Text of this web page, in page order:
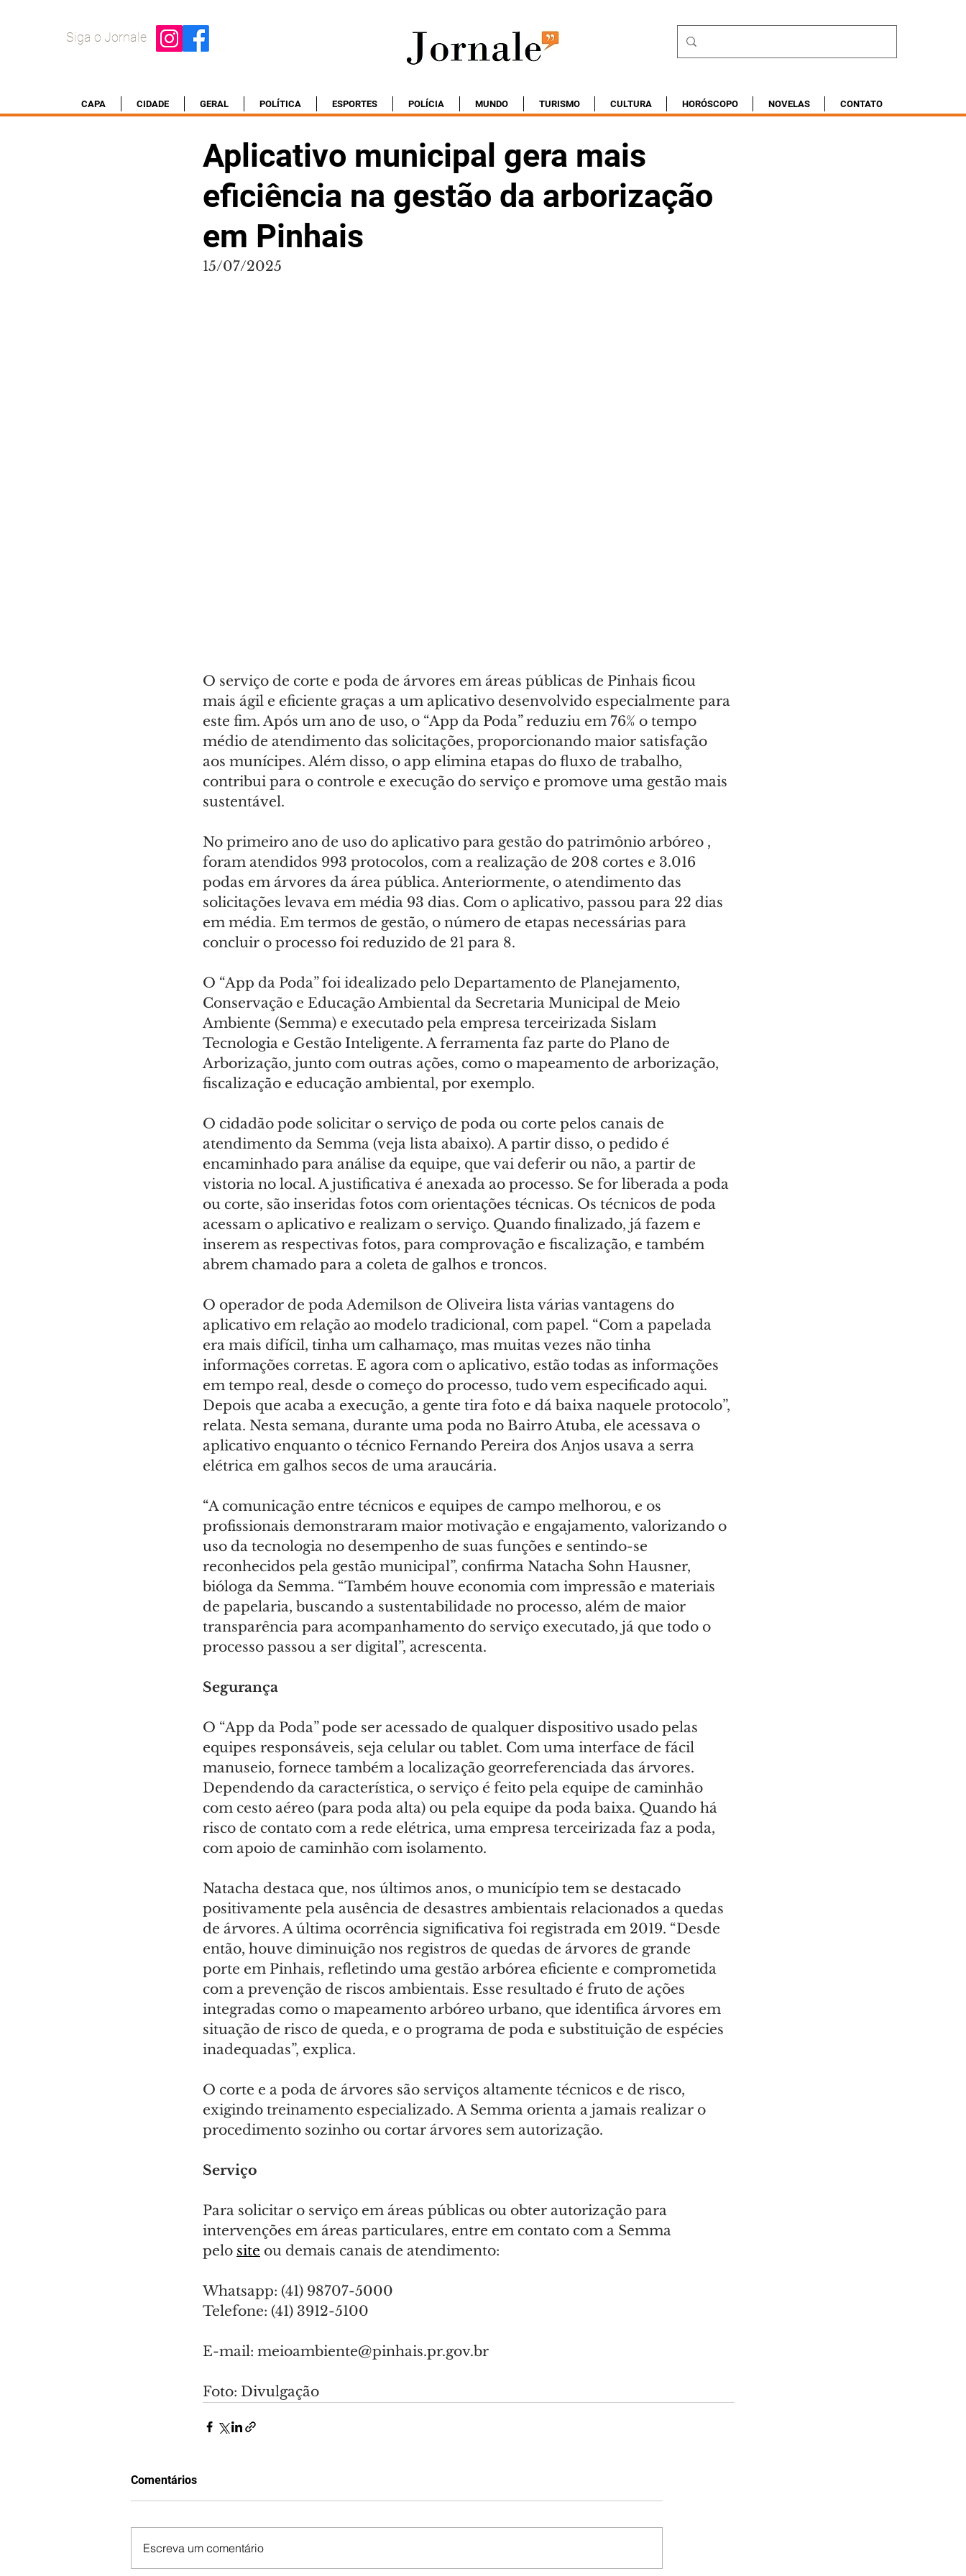
Siga o Jornale
CAPA CIDADE GERAL POLÍTICA ESPORTES POLÍCIA MUNDO TURISMO CULTURA HORÓSCOPO NOVELAS CONTATO
Aplicativo municipal gera mais
eficiência na gestão da arborização
em Pinhais
15/07/2025
O serviço de corte e poda de árvores em áreas públicas de Pinhais ficou
mais ágil e eficiente graças a um aplicativo desenvolvido especialmente para
este fim. Após um ano de uso, o “App da Poda” reduziu em 76% o tempo
médio de atendimento das solicitações, proporcionando maior satisfação
aos munícipes. Além disso, o app elimina etapas do fluxo de trabalho,
contribui para o controle e execução do serviço e promove uma gestão mais
sustentável.
No primeiro ano de uso do aplicativo para gestão do patrimônio arbóreo ,
foram atendidos 993 protocolos, com a realização de 208 cortes e 3.016
podas em árvores da área pública. Anteriormente, o atendimento das
solicitações levava em média 93 dias. Com o aplicativo, passou para 22 dias
em média. Em termos de gestão, o número de etapas necessárias para
concluir o processo foi reduzido de 21 para 8.
O “App da Poda” foi idealizado pelo Departamento de Planejamento,
Conservação e Educação Ambiental da Secretaria Municipal de Meio
Ambiente (Semma) e executado pela empresa terceirizada Sislam
Tecnologia e Gestão Inteligente. A ferramenta faz parte do Plano de
Arborização, junto com outras ações, como o mapeamento de arborização,
fiscalização e educação ambiental, por exemplo.
O cidadão pode solicitar o serviço de poda ou corte pelos canais de
atendimento da Semma (veja lista abaixo). A partir disso, o pedido é
encaminhado para análise da equipe, que vai deferir ou não, a partir de
vistoria no local. A justificativa é anexada ao processo. Se for liberada a poda
ou corte, são inseridas fotos com orientações técnicas. Os técnicos de poda
acessam o aplicativo e realizam o serviço. Quando finalizado, já fazem e
inserem as respectivas fotos, para comprovação e fiscalização, e também
abrem chamado para a coleta de galhos e troncos.
O operador de poda Ademilson de Oliveira lista várias vantagens do
aplicativo em relação ao modelo tradicional, com papel. “Com a papelada
era mais difícil, tinha um calhamaço, mas muitas vezes não tinha
informações corretas. E agora com o aplicativo, estão todas as informações
em tempo real, desde o começo do processo, tudo vem especificado aqui.
Depois que acaba a execução, a gente tira foto e dá baixa naquele protocolo”,
relata. Nesta semana, durante uma poda no Bairro Atuba, ele acessava o
aplicativo enquanto o técnico Fernando Pereira dos Anjos usava a serra
elétrica em galhos secos de uma araucária.
“A comunicação entre técnicos e equipes de campo melhorou, e os
profissionais demonstraram maior motivação e engajamento, valorizando o
uso da tecnologia no desempenho de suas funções e sentindo-se
reconhecidos pela gestão municipal”, confirma Natacha Sohn Hausner,
bióloga da Semma. “Também houve economia com impressão e materiais
de papelaria, buscando a sustentabilidade no processo, além de maior
transparência para acompanhamento do serviço executado, já que todo o
processo passou a ser digital”, acrescenta.
Segurança
O “App da Poda” pode ser acessado de qualquer dispositivo usado pelas
equipes responsáveis, seja celular ou tablet. Com uma interface de fácil
manuseio, fornece também a localização georreferenciada das árvores.
Dependendo da característica, o serviço é feito pela equipe de caminhão
com cesto aéreo (para poda alta) ou pela equipe da poda baixa. Quando há
risco de contato com a rede elétrica, uma empresa terceirizada faz a poda,
com apoio de caminhão com isolamento.
Natacha destaca que, nos últimos anos, o município tem se destacado
positivamente pela ausência de desastres ambientais relacionados a quedas
de árvores. A última ocorrência significativa foi registrada em 2019. “Desde
então, houve diminuição nos registros de quedas de árvores de grande
porte em Pinhais, refletindo uma gestão arbórea eficiente e comprometida
com a prevenção de riscos ambientais. Esse resultado é fruto de ações
integradas como o mapeamento arbóreo urbano, que identifica árvores em
situação de risco de queda, e o programa de poda e substituição de espécies
inadequadas”, explica.
O corte e a poda de árvores são serviços altamente técnicos e de risco,
exigindo treinamento especializado. A Semma orienta a jamais realizar o
procedimento sozinho ou cortar árvores sem autorização.
Serviço
Para solicitar o serviço em áreas públicas ou obter autorização para
intervenções em áreas particulares, entre em contato com a Semma
pelo site ou demais canais de atendimento:
Whatsapp: (41) 98707-5000
Telefone: (41) 3912-5100
E-mail: meioambiente@pinhais.pr.gov.br
Foto: Divulgação
Comentários
Escreva um comentário